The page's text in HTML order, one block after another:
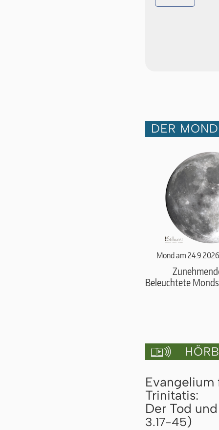
DER
Mond am
Beleuchtete

Evangelium
Trinitatis:
Der Tod
3.17-45)